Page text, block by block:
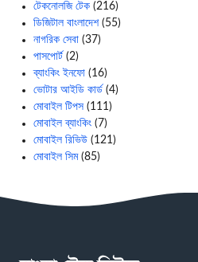
টেকনোলজি টেক (216)
ডিজিটাল বাংলাদেশ(55)
নাগরিক সেবা (37)
পাসপোর্ট (2)
ব্যাংকিং ইনফো (16)
ভোটার আইডি কার্ড (4)
মোবাইল টিপস (111)
মোবাইল ব্যাংকিং (7)
মোবাইল রিভিউ (121)
মোবাইল সিম(85)